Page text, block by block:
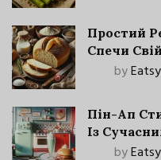
Простий
Спечи
byEatsy
Пін-Ап
Із
byEatsy